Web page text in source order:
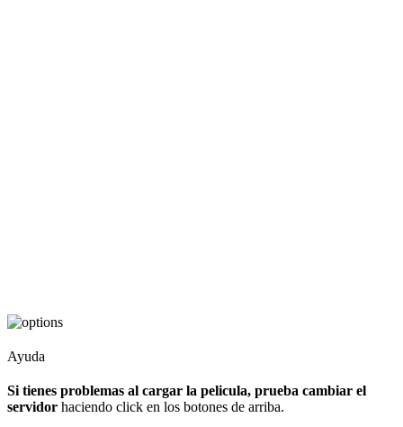
Ayuda
Si tienes problemas al cargar la pelicula, prueba cambiar el
servidor haciendo click en los botones de arriba.